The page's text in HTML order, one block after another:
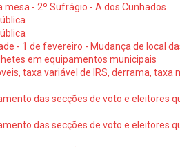
- 2º Sufrágio - A dos Cunhados
- 1 de fevereiro - Mudança de local
em equipamentos municipais
taxa variável de IRS, derrama, taxa
das secções de voto e eleitores
das secções de voto e eleitores